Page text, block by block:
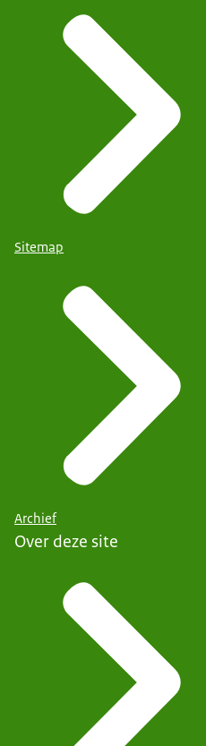
Sitemap
Archief
Over deze site